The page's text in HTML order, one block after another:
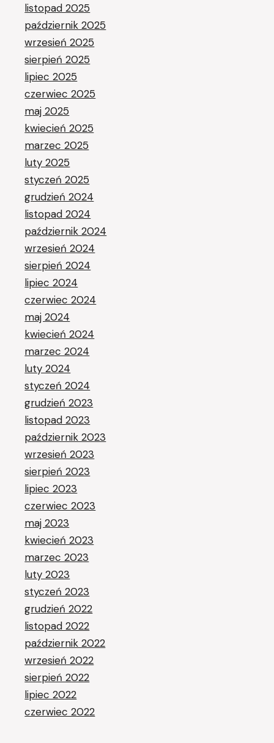
listopad 2025
październik 2025
wrzesień 2025
sierpień 2025
lipiec 2025
czerwiec 2025
maj 2025
kwiecień 2025
marzec 2025
luty 2025
styczeń 2025
grudzień 2024
listopad 2024
październik 2024
wrzesień 2024
sierpień 2024
lipiec 2024
czerwiec 2024
maj 2024
kwiecień 2024
marzec 2024
luty 2024
styczeń 2024
grudzień 2023
listopad 2023
październik 2023
wrzesień 2023
sierpień 2023
lipiec 2023
czerwiec 2023
maj 2023
kwiecień 2023
marzec 2023
luty 2023
styczeń 2023
grudzień 2022
listopad 2022
październik 2022
wrzesień 2022
sierpień 2022
lipiec 2022
czerwiec 2022